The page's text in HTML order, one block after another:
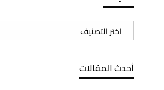
تصنيفات
أحدث المقالات